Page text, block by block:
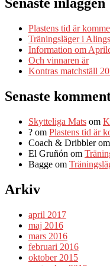
Senaste inläggen
Plastens tid är
Träningsläger i
Information om
Och vinnaren är
Kontras matchställ
Senaste
Skytteliga Mats om
? om Plastens tid är
Coach & Dribblerom
El Gruñón om
Bagge om
Arkiv
april 2017
maj 2016
mars 2016
februari 2016
oktober 2015